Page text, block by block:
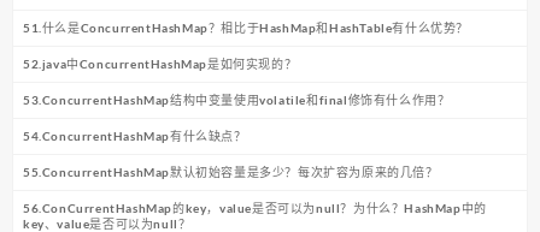
51.什么是ConcurrentHashMap？相比于HashMap和HashTable有什么优势？
52.java中ConcurrentHashMap是如何实现的？
53.ConcurrentHashMap结构中变量使用volatile和final修饰有什么作用？
54.ConcurrentHashMap有什么缺点？
55.ConcurrentHashMap默认初始容量是多少？每次扩容为原来的几倍？
56.ConCurrentHashMap的key，value是否可以为null？为什么？HashMap中的
key、value是否可以为null？